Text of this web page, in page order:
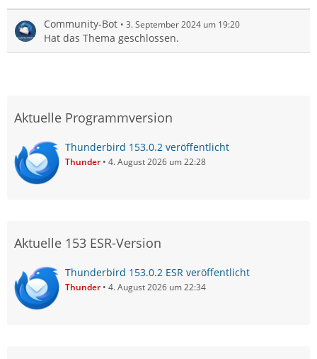
Community-Bot 3. September 2024 um 19:20
Hat das Thema geschlossen.
Aktuelle Programmversion
Thunderbird 153.0.2 veröffentlicht
Thunder 4. August 2026 um 22:28
Aktuelle 153 ESR-Version
Thunderbird 153.0.2 ESR veröffentlicht
Thunder 4. August 2026 um 22:34